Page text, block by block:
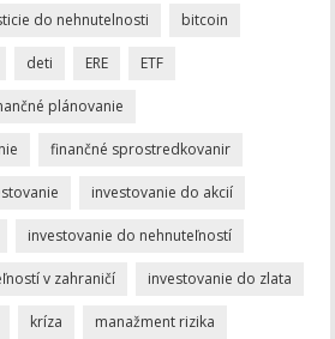
do nehnutelnosti bitcoin
deti ERE ETF
plánovanie
finančné sprostredkovanir
investovanie do akcií
investovanie do nehnuteľností
v zahraničí investovanie do zlata
kríza manažment rizika